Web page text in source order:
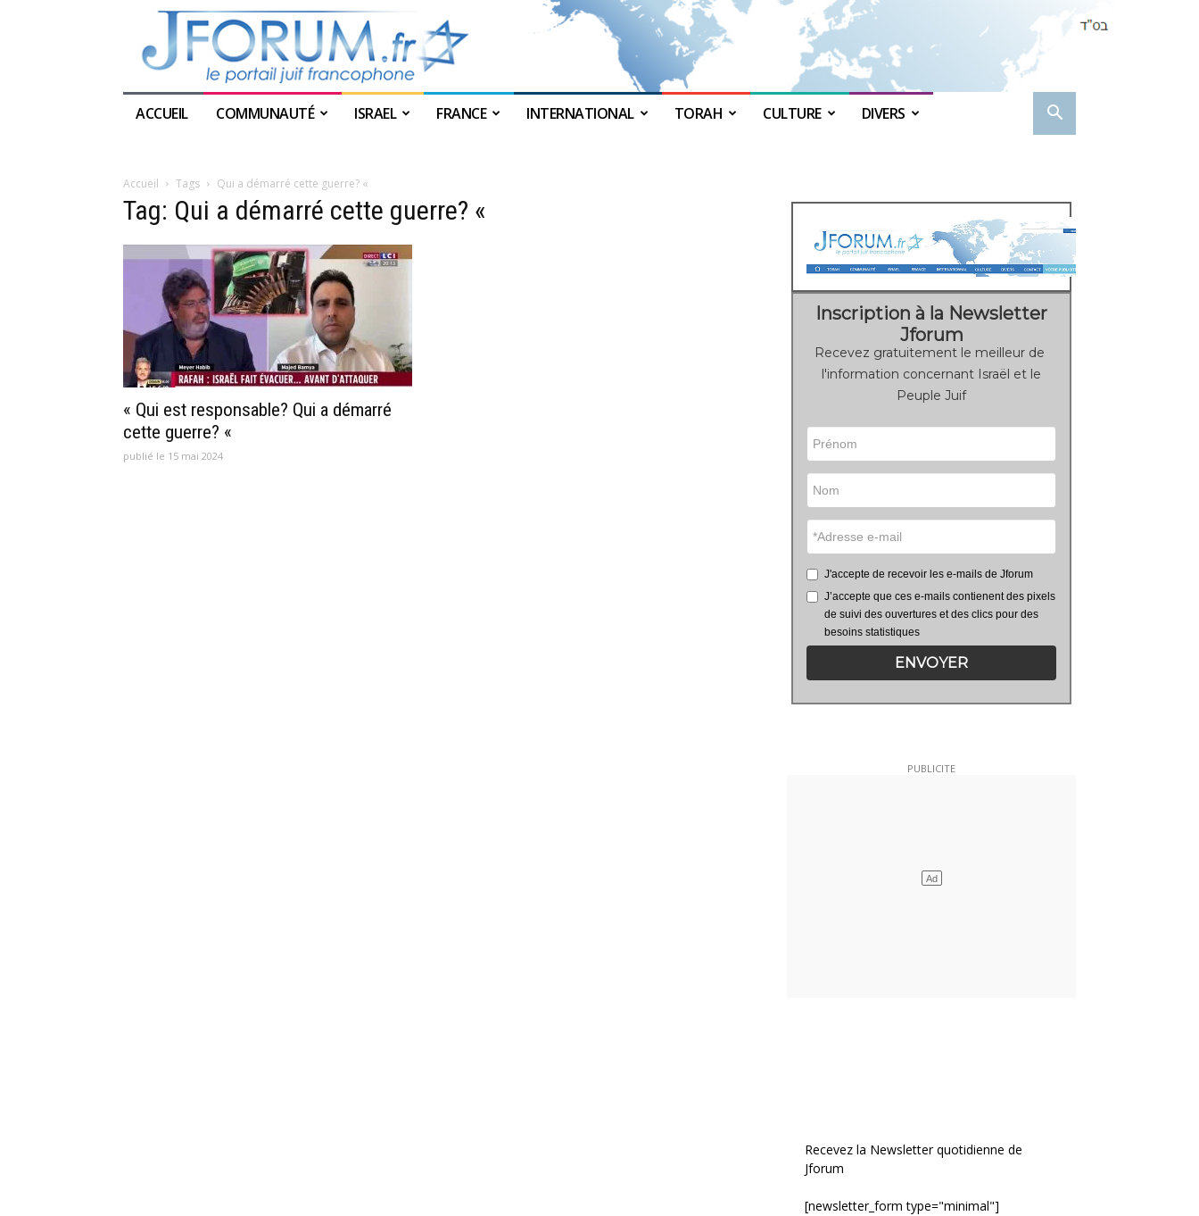
ACCUEIL COMMUNAUTÉ ISRAEL FRANCE INTERNATIONAL TORAH CULTURE DIVERS
Accueil Tags Qui a démarré cette guerre? «
Tag: Qui a démarré cette guerre? «
« Qui est responsable? Qui a démarré
cette guerre? «
publié le 15 mai 2024
Inscription à la Newsletter
Jforum
Recevez gratuitement le meilleur de
l'information concernant Israël et le
Peuple Juif
J'accepte de recevoir les e-mails de Jforum
J’accepte que ces e-mails contienent des pixels
de suivi des ouvertures et des clics pour des
besoins statistiques
ENVOYER
Recevez la Newsletter quotidienne de
Jforum
[newsletter_form type="minimal"]